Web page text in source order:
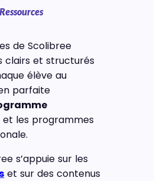
Ressources
de Scolibree
clairs et structurés
élève au
parfaite
et les programmes
s’appuie sur les
et sur des contenus